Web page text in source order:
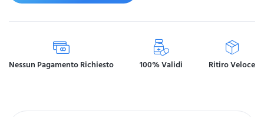
Nessun Pagamento Richiesto 100% Validi Ritiro Veloce